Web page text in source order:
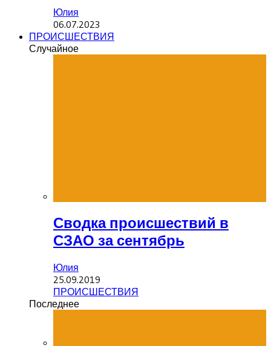
Юлия
06.07.2023
ПРОИСШЕСТВИЯ
Случайное
Сводка происшествий в
СЗАО за сентябрь
Юлия
25.09.2019
ПРОИСШЕСТВИЯ
Последнее